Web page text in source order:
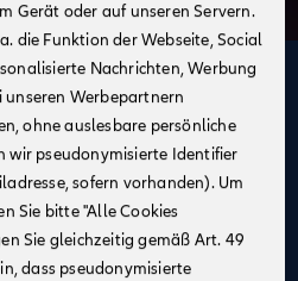
Allianz
undstarke Marke
Unternehmensgründung
Gerät oder auf unseren Servern.
die Funktion der Webseite, Social
Nachrichten, Werbung
unseren Werbepartnern
ohne auslesbare persönliche
wir pseudonymisierte Identifier
sofern vorhanden). Um
Sie bitte "Alle Cookies
Sie gleichzeitig gemäß Art. 49
dass pseudonymisierte